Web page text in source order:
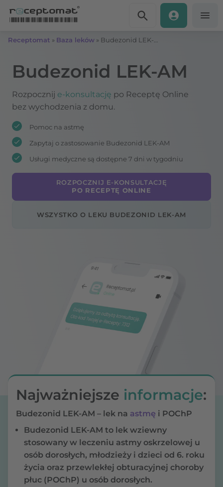
Receptomat » Baza leków »
Budezonid LEK-AM
Rozpocznij e-konsultację po Receptę Online
bez wychodzenia z domu.
Pomoc na astmę
Zapytaj o zastosowanie Budezonid LEK-AM
Usługi medyczne są dostępne 7 dni w tygodniu
ROZPOCZNIJ E-KONSULTACJĘ
PO RECEPTĘ ONLINE
WSZYSTKO O LEKU BUDEZONID LEK-AM
Najważniejsze informacje:
Budezonid LEK-AM – lek na astmę i POChP
Budezonid LEK-AM to lek wziewny
stosowany w leczeniu astmy oskrzelowej u
osób dorosłych, młodzieży i dzieci od 6. roku
życia oraz przewlekłej obturacyjnej choroby
płuc (POChP) u osób dorosłych.